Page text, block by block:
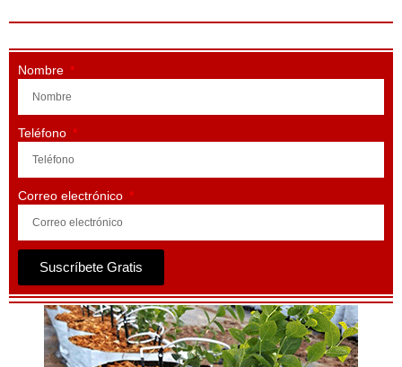
Nombre
Teléfono
Correo electrónico
Suscríbete Gratis